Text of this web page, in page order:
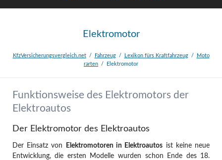
edIn agram ebook
Elektromotor
KfzVersicherungsvergleich.net Fahrzeug Lexikon fürs Kraftfahrzeug
Moto
rarten
Elektromotor
Funktionsweise des Elektromotors der
Elektroautos
Der Elektromotor des Elektroautos
Der Einsatz von Elektromotoren in Elektroautos ist keine neue
Entwicklung, die ersten Modelle wurden schon Ende des 18.